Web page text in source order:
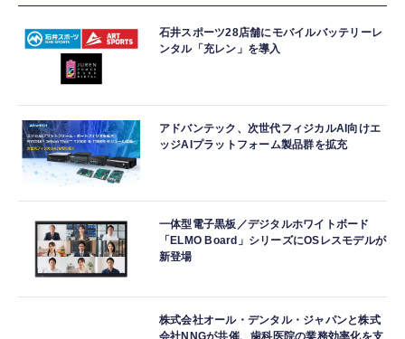
石井スポーツ28店舗にモバイルバッテリーレ
ンタル「充レン」を導入
アドバンテック、次世代フィジカルAI向けエ
ッジAIプラットフォーム製品群を拡充
一体型電子黒板／デジタルホワイトボード
「ELMO Board」シリーズにOSレスモデルが
新登場
株式会社オール・デンタル・ジャパンと株式
会社NNGが共催、歯科医院の業務効率化を支